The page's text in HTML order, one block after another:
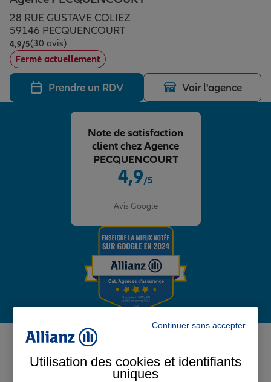
Assurance emprunteur
Prévoyance et dépendance
Assurance animal de compagnie
Protection de la famille
Protection juridique
Épargne & retraite
Plan épargne retraite
Assurance vie
Placements financiers
Investissements immobiliers
Transmission
Vos projets
Partir en vacances
Départ à la retraite
Préparer l’avenir
Conseil assurance
Assurance habitation
Le Pack Famille
Garantie des accidents de la vie
Assurance scolaire
Allianz en France
28 RUE GUSTAVE COLIEZ
59146 PECQUENCOURT
4,9/5Note de 4.9 sur 5
(30 avis)
Fermé actuellement
Prendre un RDV Voir l'agence
4,9/5
Avis Google
Note de satisfaction
client chez Agence
PECQUENCOURT
Avis de l'agence Agence
PECQUENCOURT
0
Avis sur une période de 6 mois
Continuer sans accepter
Utilisation des cookies et identifiants
uniques